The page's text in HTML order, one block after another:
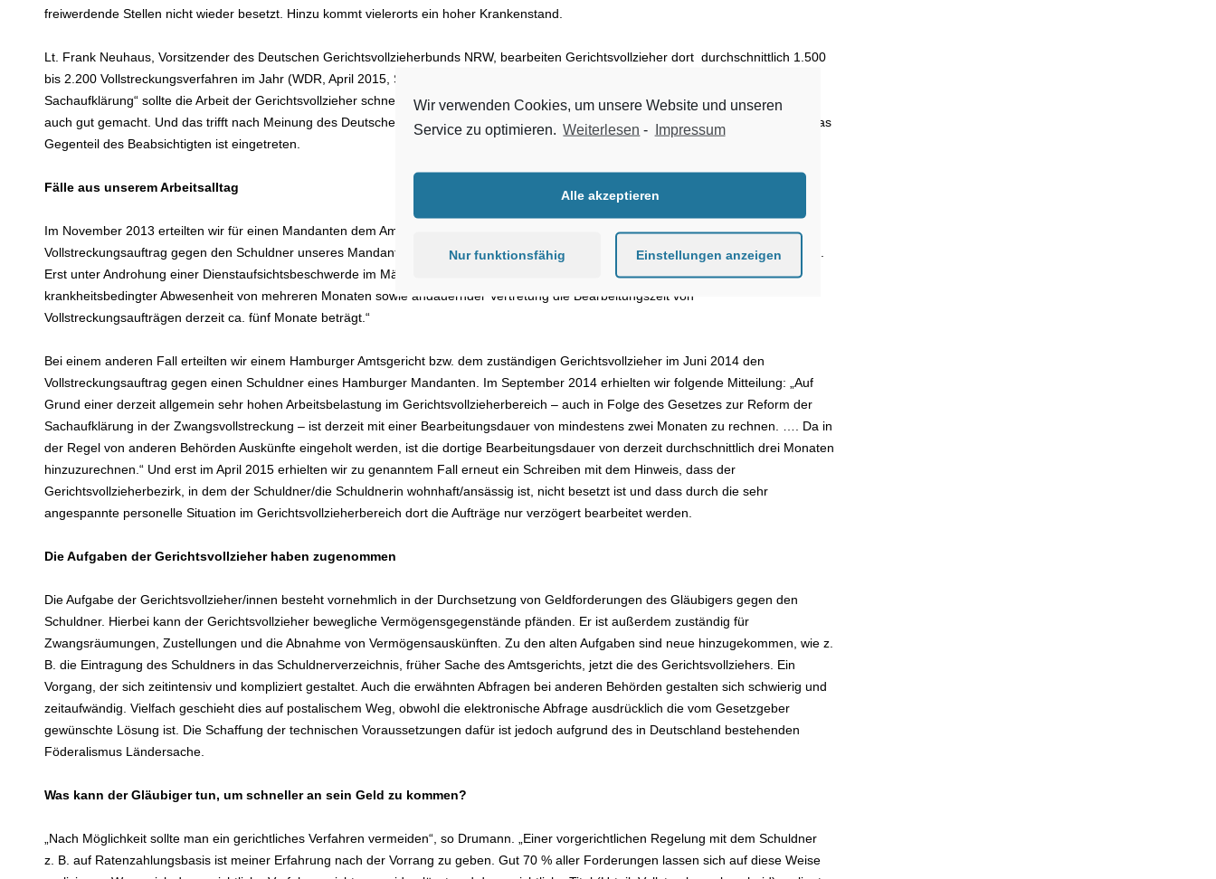
freiwerdende Stellen nicht wieder besetzt. Hinzu kommt vielerorts ein hoher Krankenstand.
Lt. Frank Neuhaus, Vorsitzender des Deutschen Gerichtsvollzieherbunds NRW, bearbeiten Gerichtsvollzieher dort durchschnittlich 1.500
bis 2.200 Vollstreckungsverfahren im Jahr (WDR, April 2015, Studie Essen, Thema des Tages – Gerichstvollzieher). Die „Reform der
Sachaufklärung“ sollte die Arbeit der Gerichtsvollzieher schneller, effektiver und einfacher gestalten. Doch gut gemeint ist nicht immer
auch gut gemacht. Und das trifft nach Meinung des Deutschen Gerichtsvollzieherbunds auch auf große Teile dieser Reform zu, denn: das
Gegenteil des Beabsichtigten ist eingetreten.
Fälle aus unserem Arbeitsalltag
Im November 2013 erteilten wir für einen Mandanten dem Amtsgericht Plön bzw. dem zuständigen Gerichtsvollzieher den
Vollstreckungsauftrag gegen den Schuldner unseres Mandanten. Auch auf mehrmalige Nachfrage erhielten wir von dort keine Nachricht.
Erst unter Androhung einer Dienstaufsichtsbeschwerde im März 2014 wurde uns mitgeteilt, „dass aufgrund von Urlaubs- und
krankheitsbedingter Abwesenheit von mehreren Monaten sowie andauernder Vertretung die Bearbeitungszeit von
Vollstreckungsaufträgen derzeit ca. fünf Monate beträgt.“
Bei einem anderen Fall erteilten wir einem Hamburger Amtsgericht bzw. dem zuständigen Gerichtsvollzieher im Juni 2014 den
Vollstreckungsauftrag gegen einen Schuldner eines Hamburger Mandanten. Im September 2014 erhielten wir folgende Mitteilung: „Auf
Grund einer derzeit allgemein sehr hohen Arbeitsbelastung im Gerichtsvollzieherbereich – auch in Folge des Gesetzes zur Reform der
Sachaufklärung in der Zwangsvollstreckung – ist derzeit mit einer Bearbeitungsdauer von mindestens zwei Monaten zu rechnen. …. Da in
der Regel von anderen Behörden Auskünfte eingeholt werden, ist die dortige Bearbeitungsdauer von derzeit durchschnittlich drei Monaten
hinzuzurechnen.“ Und erst im April 2015 erhielten wir zu genanntem Fall erneut ein Schreiben mit dem Hinweis, dass der
Gerichtsvollzieherbezirk, in dem der Schuldner/die Schuldnerin wohnhaft/ansässig ist, nicht besetzt ist und dass durch die sehr
angespannte personelle Situation im Gerichtsvollzieherbereich dort die Aufträge nur verzögert bearbeitet werden.
Die Aufgaben der Gerichtsvollzieher haben zugenommen
Die Aufgabe der Gerichtsvollzieher/innen besteht vornehmlich in der Durchsetzung von Geldforderungen des Gläubigers gegen den
Schuldner. Hierbei kann der Gerichtsvollzieher bewegliche Vermögensgegenstände pfänden. Er ist außerdem zuständig für
Zwangsräumungen, Zustellungen und die Abnahme von Vermögensauskünften. Zu den alten Aufgaben sind neue hinzugekommen, wie z.
B. die Eintragung des Schuldners in das Schuldnerverzeichnis, früher Sache des Amtsgerichts, jetzt die des Gerichtsvollziehers. Ein
Vorgang, der sich zeitintensiv und kompliziert gestaltet. Auch die erwähnten Abfragen bei anderen Behörden gestalten sich schwierig und
zeitaufwändig. Vielfach geschieht dies auf postalischem Weg, obwohl die elektronische Abfrage ausdrücklich die vom Gesetzgeber
gewünschte Lösung ist. Die Schaffung der technischen Voraussetzungen dafür ist jedoch aufgrund des in Deutschland bestehenden
Föderalismus Ländersache.
Was kann der Gläubiger tun, um schneller an sein Geld zu kommen?
„Nach Möglichkeit sollte man ein gerichtliches Verfahren vermeiden“, so Drumann. „Einer vorgerichtlichen Regelung mit dem Schuldner
z. B. auf Ratenzahlungsbasis ist meiner Erfahrung nach der Vorrang zu geben. Gut 70 % aller Forderungen lassen sich auf diese Weise
Wir verwenden Cookies, um unsere Website und unseren
Service zu optimieren. Weiterlesen - Impressum
Alle akzeptieren
Nur funktionsfähig Einstellungen anzeigen